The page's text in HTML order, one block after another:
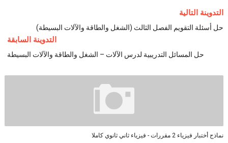
التدوينة التالية
حل أسئلة التقويم الفصل الثالث (الشغل والطاقة والآلات البسيطة)
التدوينة السابقة
حل المسائل التدريبية لدرس الآلات – الشغل والطاقة والآلات البسيطة
نماذج أختبار فيزياء 2 مقررات - فيزياء ثاني ثانوي كاملا